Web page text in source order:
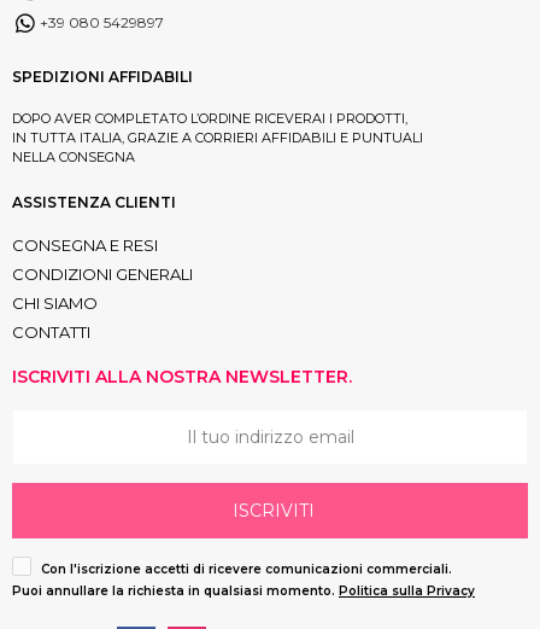
+39 080 5429897
SPEDIZIONI AFFIDABILI
DOPO AVER COMPLETATO L’ORDINE RICEVERAI I PRODOTTI,
IN TUTTA ITALIA, GRAZIE A CORRIERI AFFIDABILI E PUNTUALI
NELLA CONSEGNA
ASSISTENZA CLIENTI
CONSEGNA E RESI
CONDIZIONI GENERALI
CHI SIAMO
CONTATTI
ISCRIVITI ALLA NOSTRA NEWSLETTER.
ISCRIVITI
Con l'iscrizione accetti di ricevere comunicazioni commerciali.
Puoi annullare la richiesta in qualsiasi momento. Politica sulla Privacy